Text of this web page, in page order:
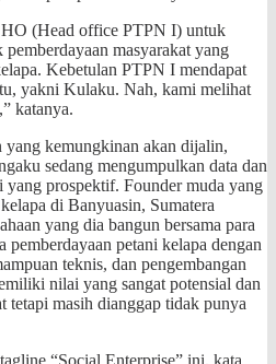
(Head office PTPN I) untuk
masyarakat yang
Kebetulan PTPN I mendapat
yakni Kulaku. Nah, kami melihat
katanya.
yang kemungkinan akan dijalin,
sedang mengumpulkan data dan
yang prospektif. Founder muda yang
di Banyuasin, Sumatera
yang dia bangun bersama para
petani kelapa dengan
teknis, dan pengembangan
nilai yang sangat potensial dan
tetapi masih dianggap tidak punya
“Social Enterprise” ini, kata